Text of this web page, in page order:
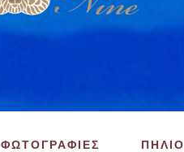
ΦΩΤΟΓΡΑΦΙΕΣ ΠΗΛΙΟ